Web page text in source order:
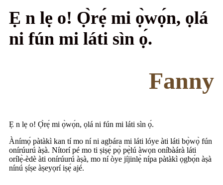
Ẹ n lẹ o! Ọ̀rẹ́ mi ọ̀wọ́n, ọlá
ni fún mi láti sìn ọ́.
Fanny
Ẹ n lẹ o! Ọ̀rẹ́ mi ọ̀wọ́n, ọlá ni fún mi láti sìn ọ́.
Ànímọ́ pàtàkì kan tí mo ní ni agbára mi láti lóye àti láti bọ̀wọ̀ fún
onírúurú àṣà. Nítorí pé mo ti ṣiṣẹ́ pọ̀ pẹ̀lú àwọn oníbàárà láti
orílẹ̀-èdè àti onírúurú àṣà, mo ní òye jíjinlẹ̀ nípa pàtàkì ọgbọ́n àṣà
nínú ṣíṣe àṣeyọrí iṣẹ́ ajé.